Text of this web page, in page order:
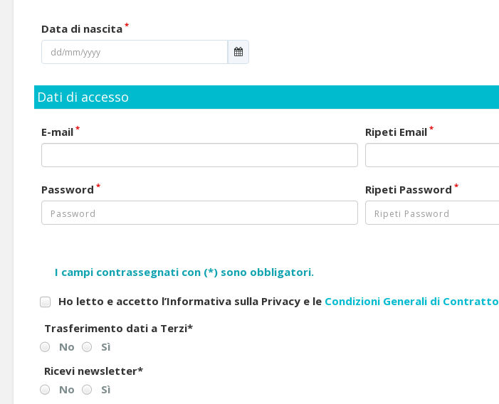
Data di nascita *
Dati di accesso
E-mail * Ripeti Email*
Password * Ripeti Password *
I campi contrassegnati con (*) sono obbligatori.
Ho letto e accetto l’Informativa sulla Privacy e le Condizioni Generali di Contratto
Trasferimento dati a Terzi*
No
Sì
Ricevi newsletter*
No
Sì